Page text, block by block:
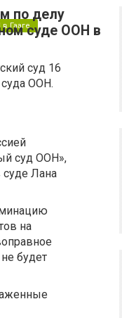
Гааге.
по делу
суде ООН в
суд 16
ООН.
суд ООН»,
Лана
на
будет